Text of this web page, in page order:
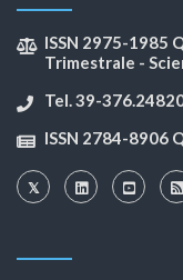
ISSN 2975-1985
Trimestrale -
Tel. 39-
ISSN 2784-8906